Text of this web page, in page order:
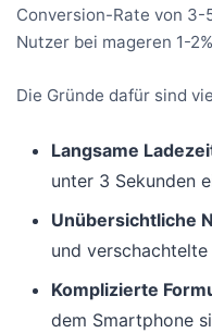
Conversion-Rate von 3-
Nutzer bei mageren 1-
Die Gründe dafür sind
Langsame
unter 3 Sekunden
Unübersichtliche
und
Komplizierte
dem Smartphone